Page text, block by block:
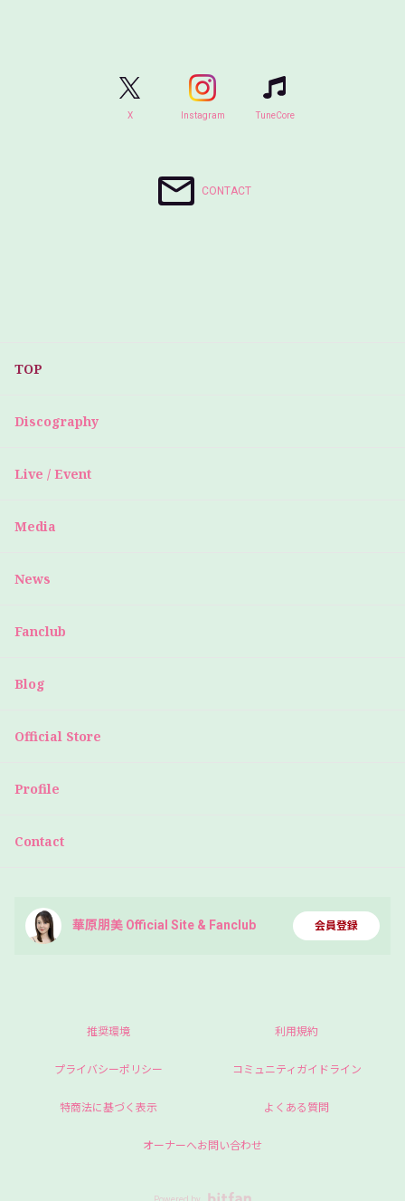
X Instagram TuneCore
CONTACT
TOP
Discography
Live / Event
Media
News
Fanclub
Blog
Official Store
Profile
Contact
華原朋美 Official Site & Fanclub 会員登録
推奨環境 利用規約
プライバシーポリシー コミュニティガイドライン
特商法に基づく表示 よくある質問
オーナーへお問い合わせ